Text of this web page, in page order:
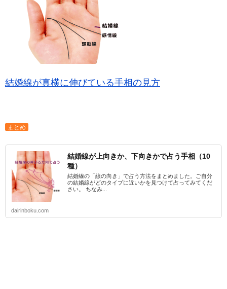
結婚線が真横に伸びている手相の見方
まとめ
結婚線が上向きか、下向きかで占う手相（10
種）
結婚線の「線の向き」で占う方法をまとめました。ご自分
の結婚線がどのタイプに近いかを見つけて占ってみてくだ
さい。 ちなみ...
dairinboku.com